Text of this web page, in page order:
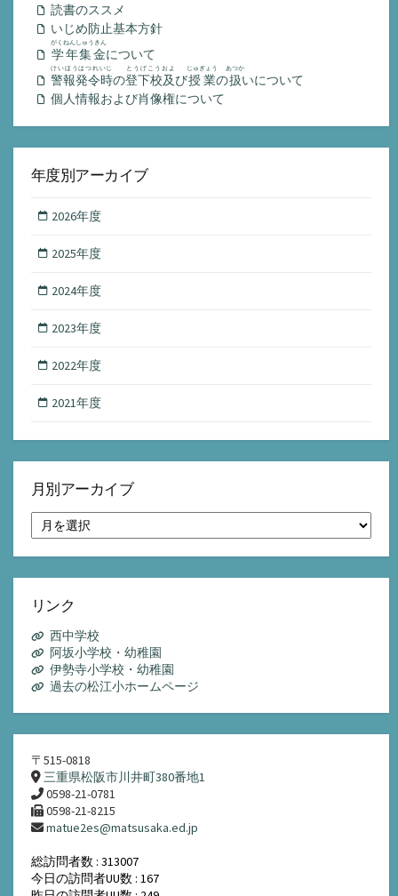
読書のススメ
いじめ防止基本方針
学年集金
がくねんしゅうきん
について
警報発令時
けいほうはつれいじ
の登下校及
とうげこうおよ
び授業
じゅぎょう
の扱
あつか
いについて
個人情報および肖像権について
年度別アーカイブ
2026年度
2025年度
2024年度
2023年度
2022年度
2021年度
月別アーカイブ
別
ア
イ
リンク
西中学校
阿坂小学校・幼稚園
伊勢寺小学校・幼稚園
過去の松江小ホームページ
〒515-0818
三重県松阪市川井町380番地1
0598-21-0781
0598-21-8215
matue2es@matsusaka.ed.jp
総訪問者数 : 313007
今日の訪問者UU数 : 167